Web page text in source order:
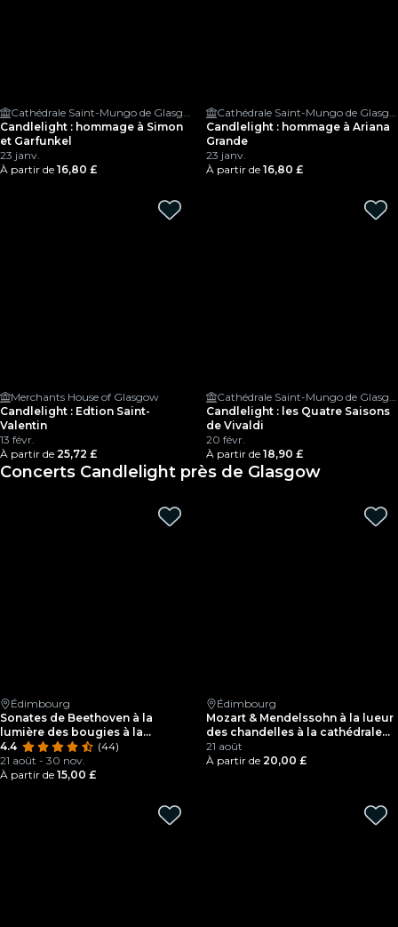
Cathédrale Saint-Mungo de Glasgow
Candlelight : hommage à Simon
et Garfunkel
23 janv.
À partir de 16,80 £
Cathédrale Saint-Mungo de Glasgow
Candlelight : hommage à Ariana
Grande
23 janv.
À partir de 16,80 £
Merchants House of Glasgow
Candlelight : Edtion Saint-
Valentin
13 févr.
À partir de 25,72 £
Cathédrale Saint-Mungo de Glasgow
Candlelight : les Quatre Saisons
de Vivaldi
20 févr.
À partir de 18,90 £
Concerts Candlelight près de Glasgow
Édimbourg
Sonates de Beethoven à la
lumière des bougies à la
cathédrale St Giles
4.4
(44)
21 août - 30 nov.
À partir de 15,00 £
Édimbourg
Mozart & Mendelssohn à la lueur
des chandelles à la cathédrale
de St Giles
21 août
À partir de 20,00 £